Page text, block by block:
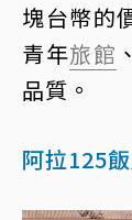
塊台幣的
青年旅館
品質。
阿拉125